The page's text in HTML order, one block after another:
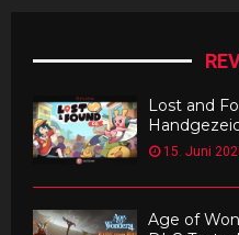
Lost and
15. Juni
Age of